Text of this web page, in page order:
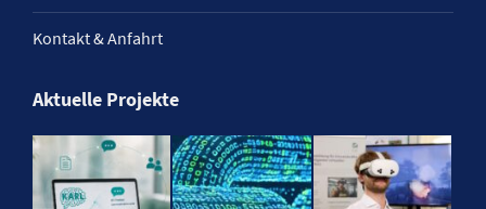
Kontakt & Anfahrt
Aktuelle Projekte